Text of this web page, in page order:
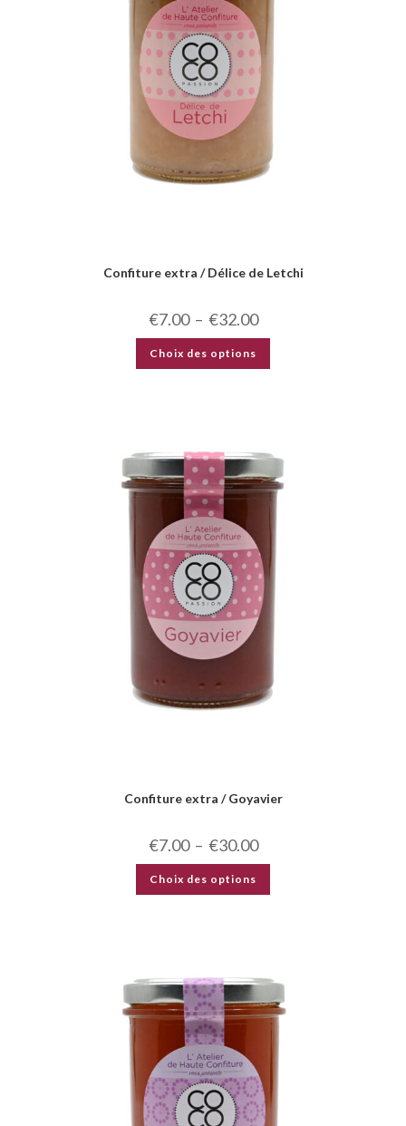
Confiture extra / Délice de Letchi
€7.00 – €32.00
Choix des options
Confiture extra / Goyavier
€7.00 – €30.00
Choix des options